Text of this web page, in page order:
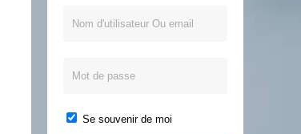
Se souvenir de moi